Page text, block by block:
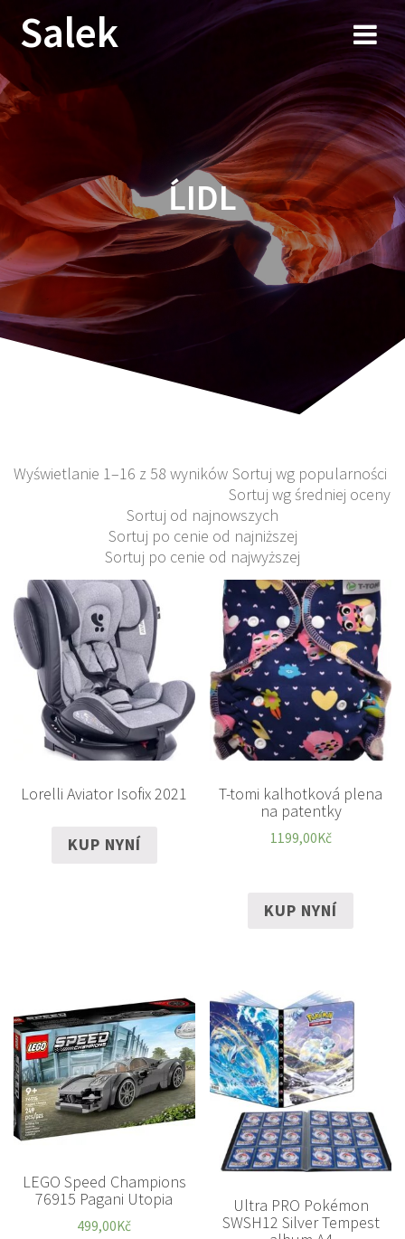
Przejdź
do
Salek
ĹIDL
Wyświetlanie 1–16 z 58 wyników Sortuj wg popularności
Sortuj wg średniej oceny
Sortuj od najnowszych
Sortuj po cenie od najniższej
Sortuj po cenie od najwyższej
Lorelli Aviator Isofix 2021
KUP NYNÍ
T-tomi kalhotková plena
na patentky
1199,00Kč
KUP NYNÍ
LEGO Speed Champions
76915 Pagani Utopia
499,00Kč
Ultra PRO Pokémon
SWSH12 Silver Tempest